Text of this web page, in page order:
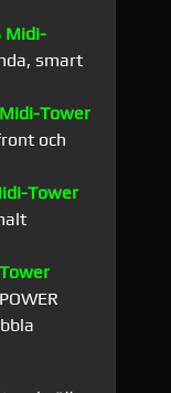
Midi-
smart
Tower
och
Tower